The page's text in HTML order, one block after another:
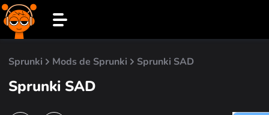
Sprunki Mods de Sprunki Sprunki SAD
Sprunki SAD